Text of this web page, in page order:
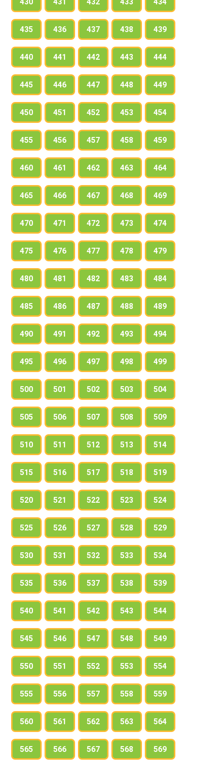
435 436 437 438 439
440 441 442 443 444
445 446 447 448 449
450 451 452 453 454
455 456 457 458 459
460 461 462 463 464
465 466 467 468 469
470 471 472 473 474
475 476 477 478 479
480 481 482 483 484
485 486 487 488 489
490 491 492 493 494
495 496 497 498 499
500 501 502 503 504
505 506 507 508 509
510 511 512 513 514
515 516 517 518 519
520 521 522 523 524
525 526 527 528 529
530 531 532 533 534
535 536 537 538 539
540 541 542 543 544
545 546 547 548 549
550 551 552 553 554
555 556 557 558 559
560 561 562 563 564
565 566 567 568 569